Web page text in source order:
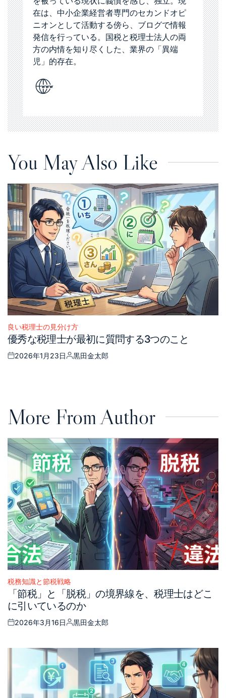
在は、中小企業経営者専門のセカンドオピ
ニオンとして活動する傍ら、ブログで情報
発信を行っている。国税と税理士法人の両
方の内情を知り尽くした、業界の「異端
児」的存在。
You May Also Like
Posted
in
良い税理士の見分け方
優秀な税理士が最初に質問する3つのこと
Posted
2026年1月23日
Posted
黒田金太郎
More From Author
Posted
税務知識と節税戦略
「節税」と「脱税」の境界線を、税理士はどこ
に引いているのか
Posted
2026年3月16日
Posted
黒田金太郎